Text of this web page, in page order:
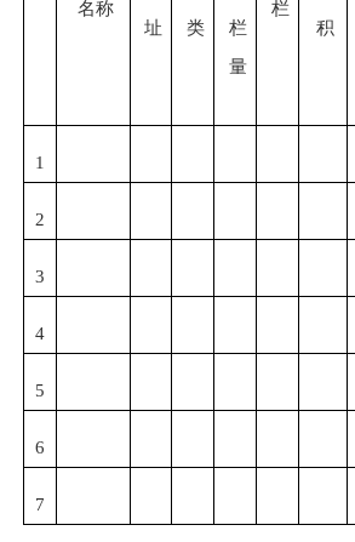
名称
址
类
栏
量
栏
积
1
2
3
4
5
6
7